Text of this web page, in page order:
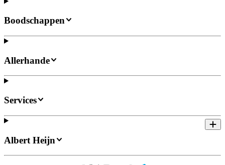
Boodschappen
Allerhande
Services
Albert Heijn